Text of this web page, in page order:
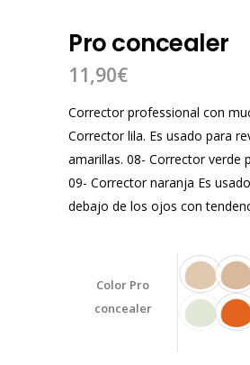
Pro concealer
11,90€
Corrector professional con
Corrector lila. Es usado para
amarillas. 08- Corrector verde
09- Corrector naranja Es
debajo de los ojos con
Color Pro
concealer